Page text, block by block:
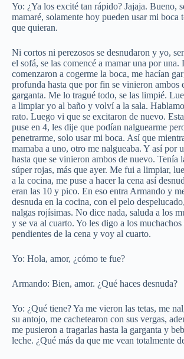
Yo: ¿Ya los excité tan rápido? Jajaja. Bueno,
mamaré, solamente hoy pueden usar mi boca
que quieran.
Ni cortos ni perezosos se desnudaron y yo,
el sofá, se las comencé a mamar una por una.
comenzaron a cogerme la boca, me hacían
profunda hasta que por fin se vinieron ambos
garganta. Me lo tragué todo, se las limpié.
a limpiar yo al baño y volví a la sala.
rato. Luego vi que se excitaron de nuevo.
puse en 4, les dije que podían nalguearme
penetrarme, solo usar mi boca. Así que
mamaba a uno, otro me nalgueaba. Y así por
hasta que se vinieron ambos de nuevo. Tenía
súper rojas, más que ayer. Me fui a limpiar,
a la cocina, me puse a hacer la cena así
eran las 10 y pico. En eso entra Armando y
desnuda en la cocina, con el pelo
nalgas rojísimas. No dice nada, saluda a los
y se va al cuarto. Yo les digo a los muchachos
pendientes de la cena y voy al cuarto.
Yo: Hola, amor, ¿cómo te fue?
Armando: Bien, amor. ¿Qué haces desnuda?
Yo: ¿Qué tiene? Ya me vieron las tetas, me
su antojo, me cachetearon con sus vergas,
me pusieron a tragarlas hasta la garganta y
leche. ¿Qué más da que me vean totalmente